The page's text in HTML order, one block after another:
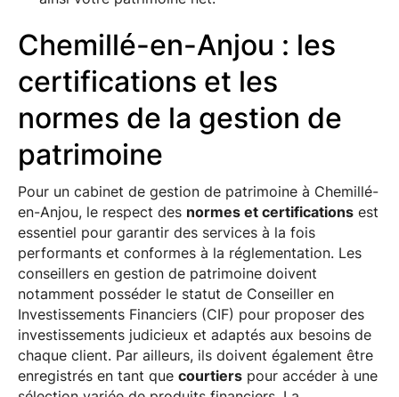
Chemillé-en-Anjou : les
certifications et les
normes de la gestion de
patrimoine
Pour un cabinet de gestion de patrimoine à Chemillé-
en-Anjou, le respect des normes et certificationsest
essentiel pour garantir des services à la fois
performants et conformes à la réglementation. Les
conseillers en gestion de patrimoine doivent
notamment posséder le statut de Conseiller en
Investissements Financiers (CIF) pour proposer des
investissements judicieux et adaptés aux besoins de
chaque client. Par ailleurs, ils doivent également être
enregistrés en tant que courtierspour accéder à une